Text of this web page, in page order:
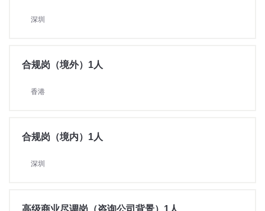
深圳
合规岗（境外）1人
香港
合规岗（境内）1人
深圳
高级商业尽调岗（咨询公司背景）1人